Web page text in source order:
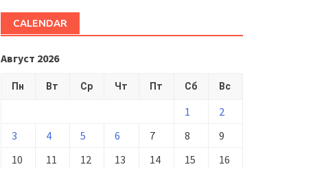
CALENDAR
Август 2026
Пн Вт Ср Чт Пт Сб Вс
1
2
3
4 5 6 7 8
9
10
11 12 13 14 15
16